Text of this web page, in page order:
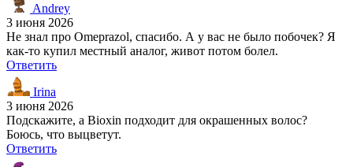
Andrey
3 июня 2026
Не знал про Omeprazol, спасибо. А у вас не было побочек? Я
как-то купил местный аналог, живот потом болел.
Ответить
Irina
3 июня 2026
Подскажите, а Bioxin подходит для окрашенных волос?
Боюсь, что выцветут.
Ответить